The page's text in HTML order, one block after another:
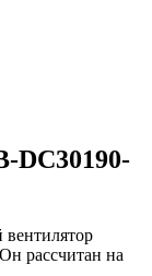
DC30190-
рассчитан на